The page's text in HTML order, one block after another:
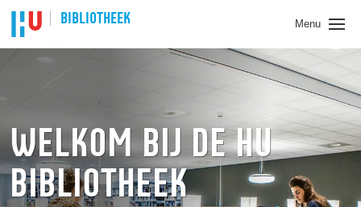
BIBLIOTHEEK Menu
WELKOM BIJ DE HU
BIBLIOTHEEK